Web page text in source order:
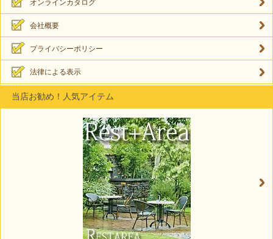
オンラインカタログ
会社概要
プライバシーポリシー
法律による表示
当店お勧め！人気アイテム